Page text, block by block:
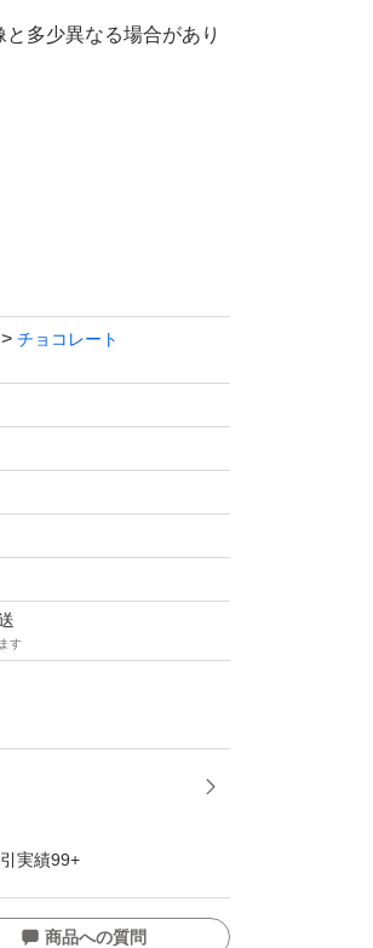
多少異なる場合があり
チョコレート
す
実績99+
商品への質問